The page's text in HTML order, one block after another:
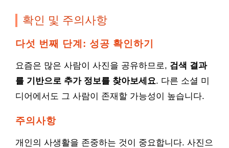
확인 및 주의사항
다섯 번째 단계: 성공 확인하기
요즘은 많은 사람이 사진을 공유하므로, 검색 결과
를 기반으로 추가 정보를 찾아보세요. 다른 소셜 미
디어에서도 그 사람이 존재할 가능성이 높습니다.
주의사항
개인의 사생활을 존중하는 것이 중요합니다. 사진으